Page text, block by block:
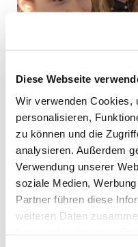
Diese Webseite
Wir verwenden Cookies,
personalisieren,
zu können und die
analysieren. Außerdem
Verwendung unserer
soziale Medien,
Partner führen diese
weiteren Daten
Mehr erfahren
Leben Begleiten